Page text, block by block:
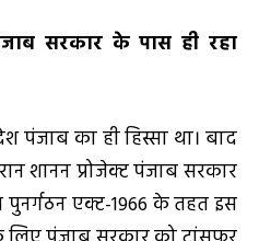
सरकार के पास ही रहा
पंजाब का ही हिस्सा था। बाद
शानन प्रोजेक्ट पंजाब सरकार
पुनर्गठन एक्ट-1966 के तहत इस